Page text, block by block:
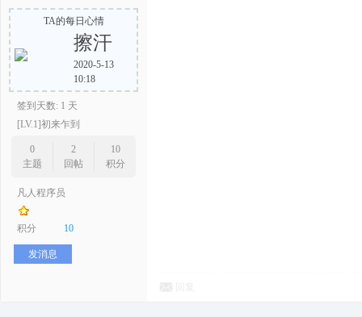
TA的每日心情
擦汗
2020-5-13
10:18
签到天数: 1 天
[LV.1]初来乍到
0
主题
2
回帖
10
积分
凡人程序员
积分 10
发消息